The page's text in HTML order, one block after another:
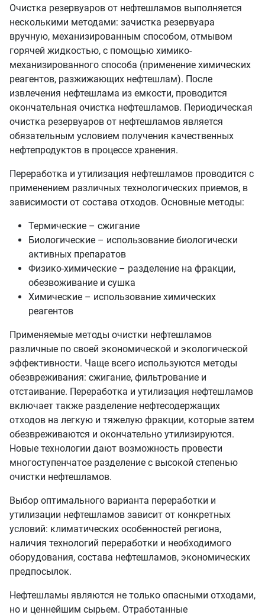
Очистка резервуаров от нефтешламов выполняется
несколькими методами: зачистка резервуара
вручную, механизированным способом, отмывом
горячей жидкостью, с помощью химико-
механизированного способа (применение химических
реагентов, разжижающих нефтешлам). После
извлечения нефтешлама из емкости, проводится
окончательная очистка нефтешламов. Периодическая
очистка резервуаров от нефтешламов является
обязательным условием получения качественных
нефтепродуктов в процессе хранения.
Переработка и утилизация нефтешламов проводится с
применением различных технологических приемов, в
зависимости от состава отходов. Основные методы:
Термические – сжигание
Биологические – использование биологически
активных препаратов
Физико-химические – разделение на фракции,
обезвоживание и сушка
Химические – использование химических
реагентов
Применяемые методы очистки нефтешламов
различные по своей экономической и экологической
эффективности. Чаще всего используются методы
обезвреживания: сжигание, фильтрование и
отстаивание. Переработка и утилизация нефтешламов
включает также разделение нефтесодержащих
отходов на легкую и тяжелую фракции, которые затем
обезвреживаются и окончательно утилизируются.
Новые технологии дают возможность провести
многоступенчатое разделение с высокой степенью
очистки нефтешламов.
Выбор оптимального варианта переработки и
утилизации нефтешламов зависит от конкретных
условий: климатических особенностей региона,
наличия технологий переработки и необходимого
оборудования, состава нефтешламов, экономических
предпосылок.
Нефтешламы являются не только опасными отходами,
но и ценнейшим сырьем. Отработанные